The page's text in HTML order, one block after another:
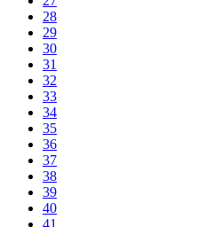
28
29
30
31
32
33
34
35
36
37
38
39
40
41